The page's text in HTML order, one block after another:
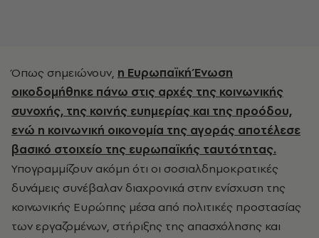
Όπως σημειώνουν, η Ευρωπαϊκή Ένωση
οικοδομήθηκε πάνω στις αρχές της κοινωνικής
συνοχής, της κοινής ευημερίας και της προόδου,
ενώ η κοινωνική οικονομία της αγοράς αποτέλεσε
βασικό στοιχείο της ευρωπαϊκής ταυτότητας.
Υπογραμμίζουν ακόμη ότι οι σοσιαλδημοκρατικές
δυνάμεις συνέβαλαν διαχρονικά στην ενίσχυση της
κοινωνικής Ευρώπης μέσα από πολιτικές προστασίας
των εργαζομένων, στήριξης της απασχόλησης και